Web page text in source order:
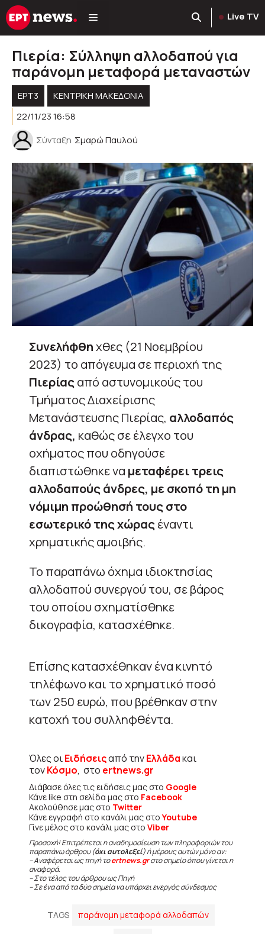
Μετάβαση
σε
Live TV
Πιερία: Σύλληψη αλλοδαπού για
παράνομη μεταφορά μεταναστών
ΕΡΤ3
ΚΕΝΤΡΙΚΉ ΜΑΚΕΔΟΝΊΑ
22/11/23 16:58
Σύνταξη Σμαρώ Παυλού
Συνελήφθηχθες (21 Νοεμβρίου
2023) το απόγευμα σε περιοχή της
Πιερίαςαπό αστυνομικούς του
Τμήματος Διαχείρισης
Μετανάστευσης Πιερίας, αλλοδαπός
άνδρας, καθώς σε έλεγχο του
οχήματος που οδηγούσε
διαπιστώθηκε να μεταφέρει τρεις
αλλοδαπούς άνδρες, με σκοπό τη μη
νόμιμη προώθησή τους στο
εσωτερικό της χώραςέναντι
χρηματικής αμοιβής.
Το παραπάνω όχημα ιδιοκτησίας
αλλοδαπού συνεργού του, σε βάρος
του οποίου σχηματίσθηκε
δικογραφία, κατασχέθηκε.
Επίσης κατασχέθηκαν ένα κινητό
τηλέφωνο και το χρηματικό ποσό
των 250 ευρώ, που βρέθηκαν στην
κατοχή του συλληφθέντα.
Όλες οιΕιδήσειςαπό τηνΕλλάδακαι
τονΚόσμο, στο ertnews.gr
Διάβασε όλες τις ειδήσεις μας στο Google
Κάνε like στη σελίδα μας στο Facebook
Ακολούθησε μας στο Twitter
Κάνε εγγραφή στο κανάλι μας στοYoutube
Γίνε μέλος στο κανάλι μας στο Viber
Προσοχή! Επιτρέπεται η αναδημοσίευση των πληροφοριών του
παραπάνω άρθρου (όχι αυτολεξεί) ή μέρους αυτών μόνο αν:
– Αναφέρεται ως πηγή τοertnews.grστο σημείο όπου γίνεται η
αναφορά.
– Στο τέλος του άρθρου ως Πηγή
– Σε ένα από τα δύο σημεία να υπάρχει ενεργός σύνδεσμος
TAGS παράνομη μεταφορά αλλοδαπών